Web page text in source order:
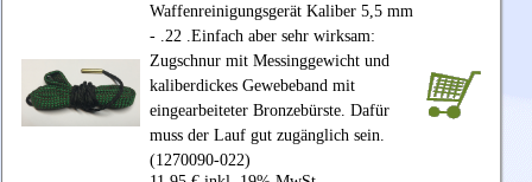
Waffenreinigungsgerät Kaliber 5,5 mm
- .22 .Einfach aber sehr wirksam:
Zugschnur mit Messinggewicht und
kaliberdickes Gewebeband mit
eingearbeiteter Bronzebürste. Dafür
muss der Lauf gut zugänglich sein.
(1270090-022)